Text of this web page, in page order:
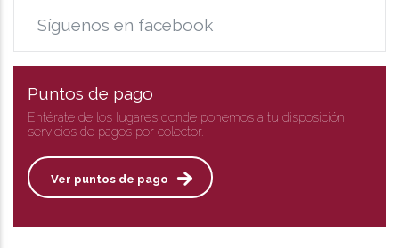
Síguenos en facebook
Puntos de pago
Entérate de los lugares donde ponemos a tu disposición
servicios de pagos por colector.
Ver puntos de pago